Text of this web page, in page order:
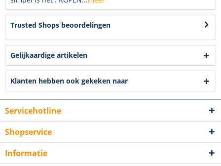
Trusted Shops beoordelingen
Gelijkaardige artikelen
Klanten hebben ook gekeken naar
Servicehotline
Shopservice
Informatie